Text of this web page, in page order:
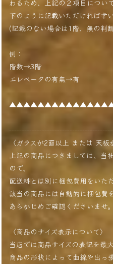
わるため、上記の２項目につい
下のように記載いただければ幸い
(記載のない場合は1階、無の判
例：
階数→3階
エレベータの有無→有
〈ガラスが2面以上 または 天板
上記の商品につきましては、当
ので、
配送料とは別に梱包費用をいた
該当の商品には自動的に梱包費
あらかじめご確認くださいませ。
〈商品のサイズ表示について〉
当店では商品サイズの表記を最
商品の形状によって曲線や出っ